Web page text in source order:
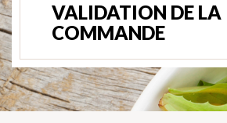
VALIDATION DE LA
COMMANDE